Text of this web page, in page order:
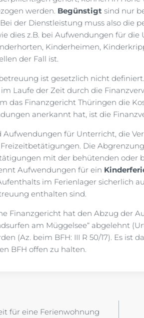
werden. Begünstigt sind nur
der Dienstleistung muss also die
dies z.B. bei Aufwendungen für
Kinderheimen,
der Fall ist.
ist gesetzlich nicht
Laufe der Zeit durch die
das Finanzgericht Thüringen die
anerkannt hat, ist die
Aufwendungen für Unterricht, die
Die
mit der behütenden oder
Aufwendungen für ein
im Ferienlager sicherlich
enthalten sind.
Finanzgericht hat den Abzug der
am Müggelsee“ abgelehnt
(Az. beim BFH: III R 50/17). Es ist
BFH offen zu halten.
für eine Ferienwohnung